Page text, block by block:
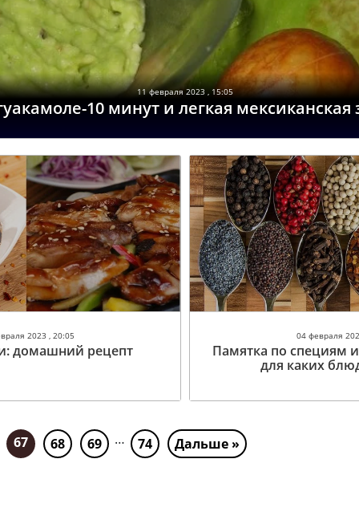
11 февраля 2023 , 15:05
10 минут и легкая мексиканская
2023 , 20:05
домашний рецепт
04 февраля
Памятка по специям
для каких
67 68 69 … 74 Дальше »